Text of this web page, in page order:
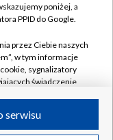
likwidacji
poniżej, a
PPID do Google.
przez Ciebie naszych
w tym informacje
sygnalizatory
świadczenie
serwisu